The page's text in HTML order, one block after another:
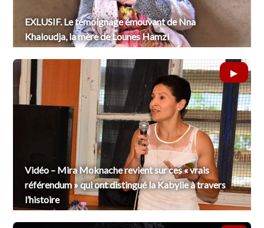
EXLUSIF. Le témoignage émouvant de Nna
Khaloudja, la mère de Lounes Hamzi
Vidéo – Mira Moknache revient sur ces « vrais
référendum » qui ont distingué la Kabylie à travers
l’histoire